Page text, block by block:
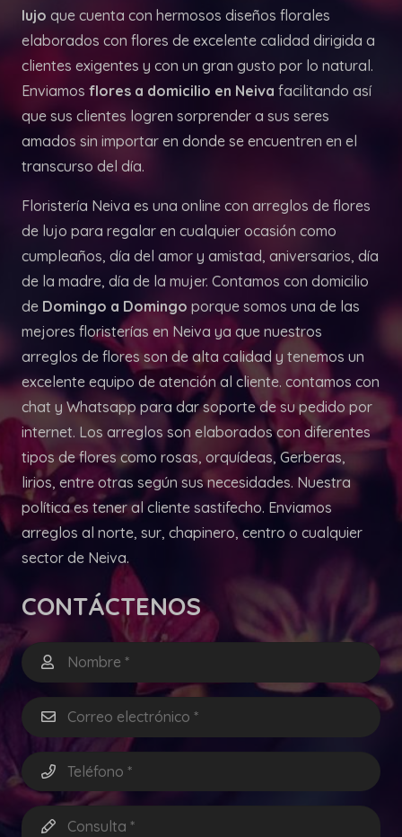
lujo que cuenta con hermosos diseños florales
elaborados con flores de excelente calidad dirigida a
clientes exigentes y con un gran gusto por lo natural.
Enviamos flores a domicilio en Neiva facilitando así
que sus clientes logren sorprender a sus seres
amados sin importar en donde se encuentren en el
transcurso del día.
Floristería Neiva es una online con arreglos de flores
de lujo para regalar en cualquier ocasión como
cumpleaños, día del amor y amistad, aniversarios, día
de la madre, día de la mujer. Contamos con domicilio
de Domingo a Domingo porque somos una de las
mejores floristerías en Neiva ya que nuestros
arreglos de flores son de alta calidad y tenemos un
excelente equipo de atención al cliente. contamos con
chat y Whatsapp para dar soporte de su pedido por
internet. Los arreglos son elaborados con diferentes
tipos de flores como rosas, orquídeas, Gerberas,
lirios, entre otras según sus necesidades. Nuestra
política es tener al cliente sastifecho. Enviamos
arreglos al norte, sur, chapinero, centro o cualquier
sector de Neiva.
CONTÁCTENOS